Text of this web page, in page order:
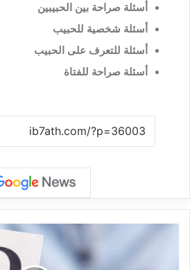
أسئلة صراحة بين الحبيبين
أسئلة شخصية للحبيب
أسئلة للتعرف على الحبيب
أسئلة صراحة للفتاة